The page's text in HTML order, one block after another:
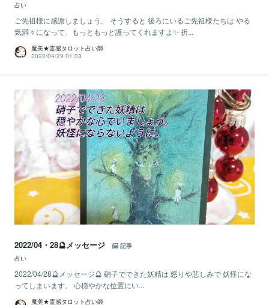
占い
ご先祖様に感謝しましょう。 そうすると 後ろにいるご先祖様たちは やる
気満々になって、もっともっと護ってくれますよ✨ 折...
魔美★霊感タロット占い師
2022/04/29 01:03
2022/04・28🔮メッセージ
記事
占い
2022/04/28🔮メッセージ🔮 硝子でできた妖精は 怒りや悲しみで 妖怪にな
ってしまいます。 心穏やかな位置にい...
魔美★霊感タロット占い師